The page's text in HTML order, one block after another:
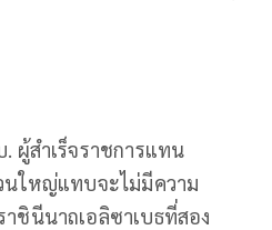
ผู้สำเร็จราชการแทน
ใหญ่แทบจะไม่มีความ
ชินีนาถเอลิซาเบธที่สอง